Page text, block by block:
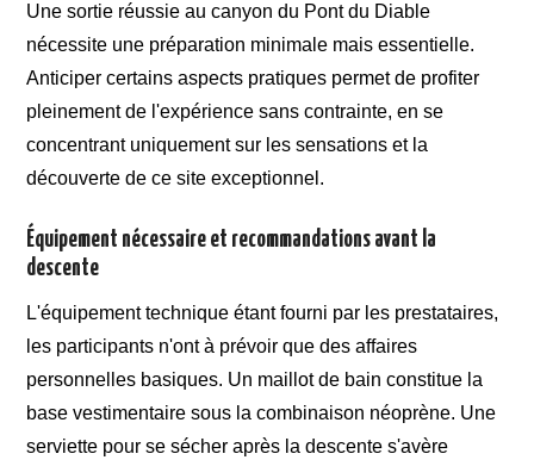
Une sortie réussie au canyon du Pont du Diable
nécessite une préparation minimale mais essentielle.
Anticiper certains aspects pratiques permet de profiter
pleinement de l'expérience sans contrainte, en se
concentrant uniquement sur les sensations et la
découverte de ce site exceptionnel.
Équipement nécessaire et recommandations avant la
descente
L'équipement technique étant fourni par les prestataires,
les participants n'ont à prévoir que des affaires
personnelles basiques. Un maillot de bain constitue la
base vestimentaire sous la combinaison néoprène. Une
serviette pour se sécher après la descente s'avère